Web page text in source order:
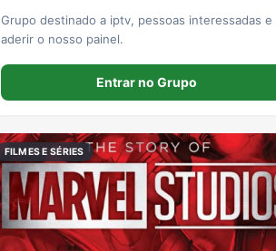
Grupo destinado a iptv, pessoas interessadas e
aderir o nosso painel.
Entrar no Grupo
FILMES E SÉRIES